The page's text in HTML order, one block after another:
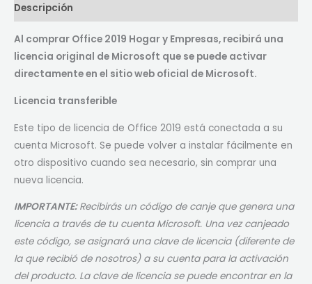
Descripción
Al comprar Office 2019 Hogar y Empresas, recibirá una
licencia original de Microsoft que se puede activar
directamente en el sitio web oficial de Microsoft.
Licencia transferible
Este tipo de licencia de Office 2019 está conectada a su
cuenta Microsoft. Se puede volver a instalar fácilmente en
otro dispositivo cuando sea necesario, sin comprar una
nueva licencia.
IMPORTANTE:Recibirás un código de canje que genera una
licencia a través de tu cuenta Microsoft. Una vez canjeado
este código, se asignará una clave de licencia (diferente de
la que recibió de nosotros) a su cuenta para la activación
del producto. La clave de licencia se puede encontrar en la